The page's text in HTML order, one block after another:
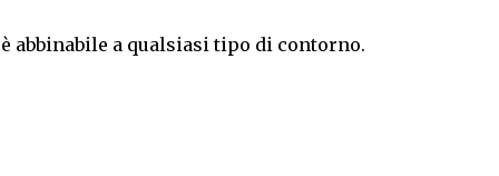
abbinabile a qualsiasi tipo di contorno.